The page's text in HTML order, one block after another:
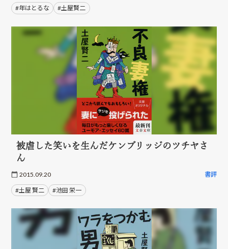
#年はとるな #土屋賢二
被虐した笑いを生んだケンブリッジのツチヤさ
ん
2015.09.20 書評
#土屋 賢二 #池田 栄一